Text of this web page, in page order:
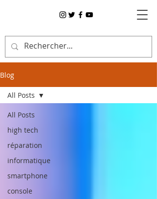
Blog
All Posts
high tech
réparation
informatique
smartphone
console
All Posts